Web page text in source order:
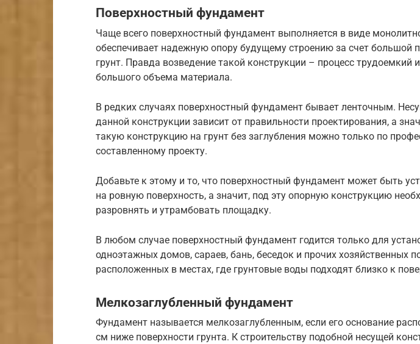
Поверхностный фундамент
Чаще всего поверхностный фундамент выполняется в виде
обеспечивает надежную опору будущему строению за счет большой
грунт. Правда возведение такой конструкции – процесс трудоемкий
большого объема материала.
В редких случаях поверхностный фундамент бывает ленточным.
данной конструкции зависит от правильности проектирования, а
такую конструкцию на грунт без заглубления можно только по
составленному проекту.
Добавьте к этому и то, что поверхностный фундамент может быть
на ровную поверхность, а значит, под эту опорную конструкцию
разровнять и утрамбовать площадку.
В любом случае поверхностный фундамент годится только для
одноэтажных домов, сараев, бань, беседок и прочих хозяйственных
расположенных в местах, где грунтовые воды подходят близко к
Мелкозаглубленный фундамент
Фундамент называется мелкозаглубленным, если его основание
см ниже поверхности грунта. К строительству подобной несущей